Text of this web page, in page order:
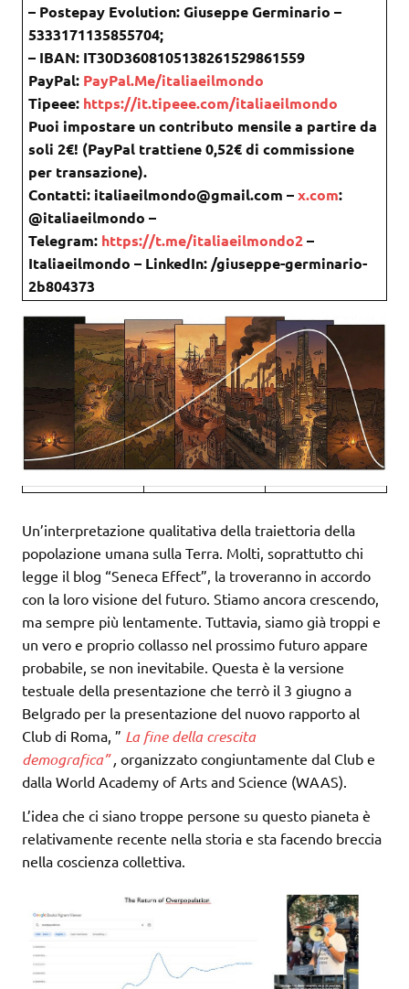
– Postepay Evolution: Giuseppe Germinario –
5333171135855704;
– IBAN: IT30D3608105138261529861559
PayPal: PayPal.Me/italiaeilmondo
Tipeee: https://it.tipeee.com/italiaeilmondo
Puoi impostare un contributo mensile a partire da
soli 2€! (PayPal trattiene 0,52€ di commissione
per transazione).
Contatti: italiaeilmondo@gmail.com –x.com:
@italiaeilmondo –
Telegram: https://t.me/italiaeilmondo2–
Italiaeilmondo – LinkedIn: /giuseppe-germinario-
2b804373
Un’interpretazione qualitativa della traiettoria della
popolazione umana sulla Terra. Molti, soprattutto chi
legge il blog “Seneca Effect”, la troveranno in accordo
con la loro visione del futuro. Stiamo ancora crescendo,
ma sempre più lentamente. Tuttavia, siamo già troppi e
un vero e proprio collasso nel prossimo futuro appare
probabile, se non inevitabile. Questa è la versione
testuale della presentazione che terrò il 3 giugno a
Belgrado per la presentazione del nuovo rapporto al
Club di Roma, ” La fine della crescita
demografica”, organizzato congiuntamente dal Club e
dalla World Academy of Arts and Science (WAAS).
L’idea che ci siano troppe persone su questo pianeta è
relativamente recente nella storia e sta facendo breccia
nella coscienza collettiva.